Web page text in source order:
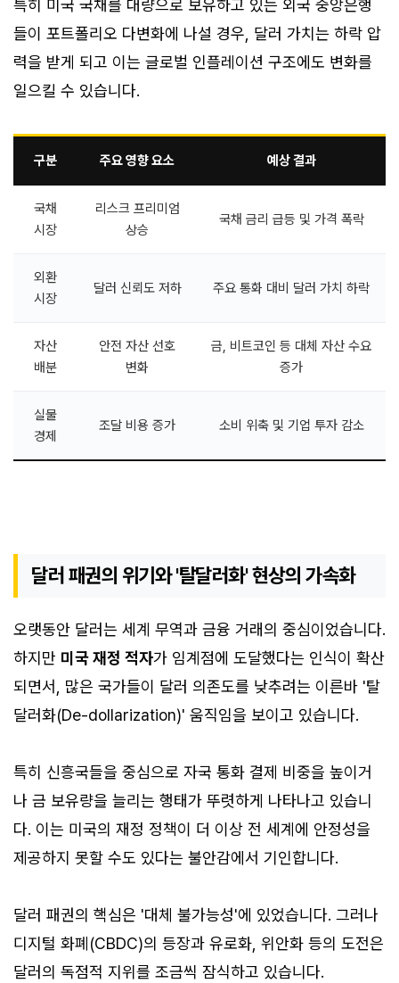
특히 미국 국채를 대량으로 보유하고 있는 외국 중앙은행
들이 포트폴리오 다변화에 나설 경우, 달러 가치는 하락 압
력을 받게 되고 이는 글로벌 인플레이션 구조에도 변화를
일으킬 수 있습니다.
구분 주요 영향 요소 예상 결과
국채
시장
리스크 프리미엄
상승
국채 금리 급등 및 가격 폭락
외환
시장
달러 신뢰도 저하 주요 통화 대비 달러 가치 하락
자산
배분
안전 자산 선호
변화
금, 비트코인 등 대체 자산 수요
증가
실물
경제
조달 비용 증가 소비 위축 및 기업 투자 감소
달러 패권의 위기와 '탈달러화' 현상의 가속화
오랫동안 달러는 세계 무역과 금융 거래의 중심이었습니다.
하지만 미국 재정 적자가 임계점에 도달했다는 인식이 확산
되면서, 많은 국가들이 달러 의존도를 낮추려는 이른바 '탈
달러화(De-dollarization)' 움직임을 보이고 있습니다.
특히 신흥국들을 중심으로 자국 통화 결제 비중을 높이거
나 금 보유량을 늘리는 행태가 뚜렷하게 나타나고 있습니
다. 이는 미국의 재정 정책이 더 이상 전 세계에 안정성을
제공하지 못할 수도 있다는 불안감에서 기인합니다.
달러 패권의 핵심은 '대체 불가능성'에 있었습니다. 그러나
디지털 화폐(CBDC)의 등장과 유로화, 위안화 등의 도전은
달러의 독점적 지위를 조금씩 잠식하고 있습니다.